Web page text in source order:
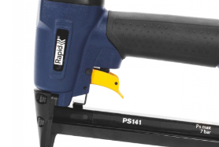
Accesorii drujbe
Drujbe electrice
Drujbe termice
Echipamente medicale
Echipamente PSI
Generatoare si unelte pentru
santier